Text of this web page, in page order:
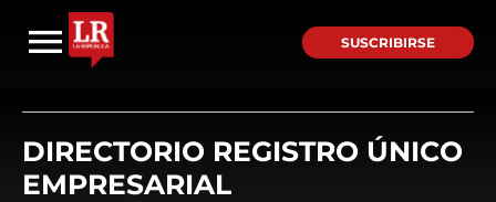
SUSCRIBIRSE
DIRECTORIO REGISTRO ÚNICO
EMPRESARIAL